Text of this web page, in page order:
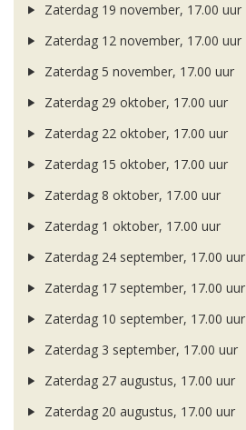
Zaterdag 19 november, 17.00 uur
Zaterdag 12 november, 17.00 uur
Zaterdag 5 november, 17.00 uur
Zaterdag 29 oktober, 17.00 uur
Zaterdag 22 oktober, 17.00 uur
Zaterdag 15 oktober, 17.00 uur
Zaterdag 8 oktober, 17.00 uur
Zaterdag 1 oktober, 17.00 uur
Zaterdag 24 september, 17.00 uur
Zaterdag 17 september, 17.00 uur
Zaterdag 10 september, 17.00 uur
Zaterdag 3 september, 17.00 uur
Zaterdag 27 augustus, 17.00 uur
Zaterdag 20 augustus, 17.00 uur